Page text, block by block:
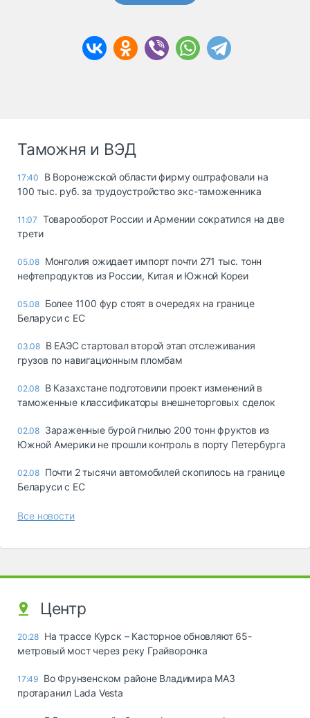
Таможня и ВЭД
17:40
В Воронежской области фирму оштрафовали на
100 тыс. руб. за трудоустройство экс-таможенника
11:07 Товарооборот России и Армении сократился на две
трети
05.08 Монголия ожидает импорт почти 271 тыс. тонн
нефтепродуктов из России, Китая и Южной Кореи
05.08 Более 1100 фур стоят в очередях на границе
Беларуси с ЕС
03.08 В ЕАЭС стартовал второй этап отслеживания
грузов по навигационным пломбам
02.08 В Казахстане подготовили проект изменений в
таможенные классификаторы внешнеторговых сделок
02.08 Зараженные бурой гнилью 200 тонн фруктов из
Южной Америки не прошли контроль в порту Петербурга
02.08 Почти 2 тысячи автомобилей скопилось на границе
Беларуси с ЕС
Все новости
Центр
20:28 На трассе Курск – Касторное обновляют 65-
метровый мост через реку Грайворонка
17:49 Во Фрунзенском районе Владимира МАЗ
протаранил Lada Vesta